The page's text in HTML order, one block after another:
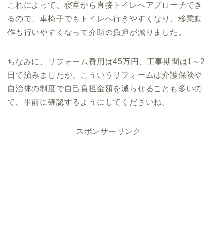
これによって、寝室から直接トイレへアプローチでき
るので、車椅子でもトイレへ行きやすくなり、移乗動
作も行いやすくなって介助の負担が減りました。
ちなみに、リフォーム費用は45万円、工事期間は1～2
日で済みましたが、こういうリフォームは介護保険や
自治体の制度で自己負担金額を減らせることも多いの
で、事前に確認するようにしてくださいね。
スポンサーリンク